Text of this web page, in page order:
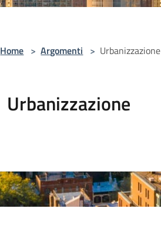
Home > Argomenti > Urbanizzazione
Urbanizzazione